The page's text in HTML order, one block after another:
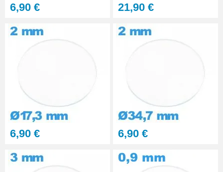
6,90 € 21,90 €
6,90 € 6,90 €